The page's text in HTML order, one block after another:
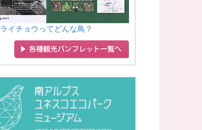
ライチョウってどんな鳥？